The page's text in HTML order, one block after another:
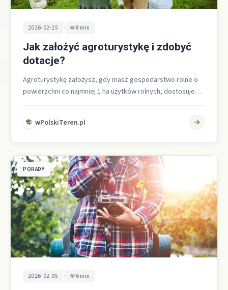
2026-02-25 • 8 min
Jak założyć agroturystykę i zdobyć
dotacje?
Agroturystykę założysz, gdy masz gospodarstwo rolne o
powierzchni co najmniej 1 ha użytków rolnych, dostosujesz
wPolskiTeren.pl
PORADY
2026-02-05 • 6 min